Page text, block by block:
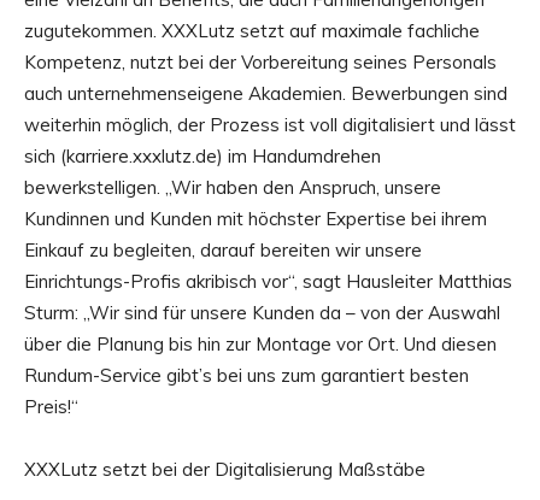
zugutekommen. XXXLutz setzt auf maximale fachliche
Kompetenz, nutzt bei der Vorbereitung seines Personals
auch unternehmenseigene Akademien. Bewerbungen sind
weiterhin möglich, der Prozess ist voll digitalisiert und lässt
sich (karriere.xxxlutz.de) im Handumdrehen
bewerkstelligen. „Wir haben den Anspruch, unsere
Kundinnen und Kunden mit höchster Expertise bei ihrem
Einkauf zu begleiten, darauf bereiten wir unsere
Einrichtungs-Profis akribisch vor“, sagt Hausleiter Matthias
Sturm: „Wir sind für unsere Kunden da – von der Auswahl
über die Planung bis hin zur Montage vor Ort. Und diesen
Rundum-Service gibt’s bei uns zum garantiert besten
Preis!“
XXXLutz setzt bei der Digitalisierung Maßstäbe